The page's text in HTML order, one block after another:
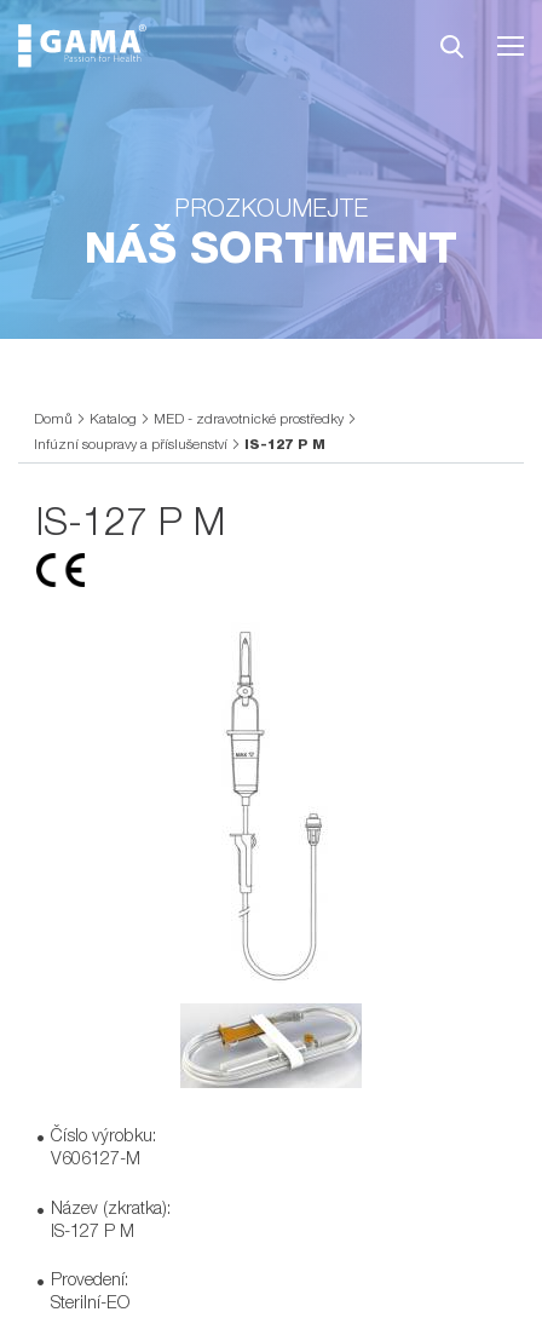
PROZKOUMEJTE
NÁŠ SORTIMENT
Domů Katalog
MED - zdravotnické prostředky
Infúzní soupravy a příslušenství
IS-127 P M
IS-127 P M
Číslo výrobku:
V606127-M
Název (zkratka):
IS-127 P M
Provedení:
Sterilní-EO